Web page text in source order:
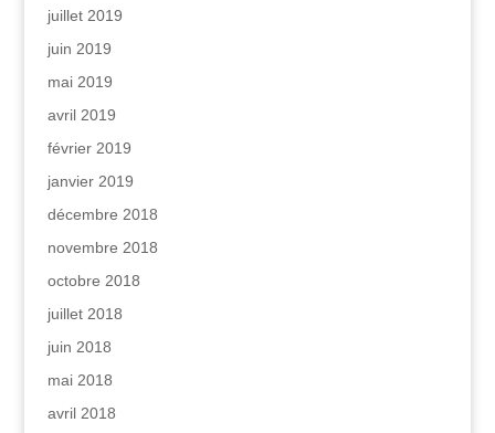
juillet 2019
juin 2019
mai 2019
avril 2019
février 2019
janvier 2019
décembre 2018
novembre 2018
octobre 2018
juillet 2018
juin 2018
mai 2018
avril 2018